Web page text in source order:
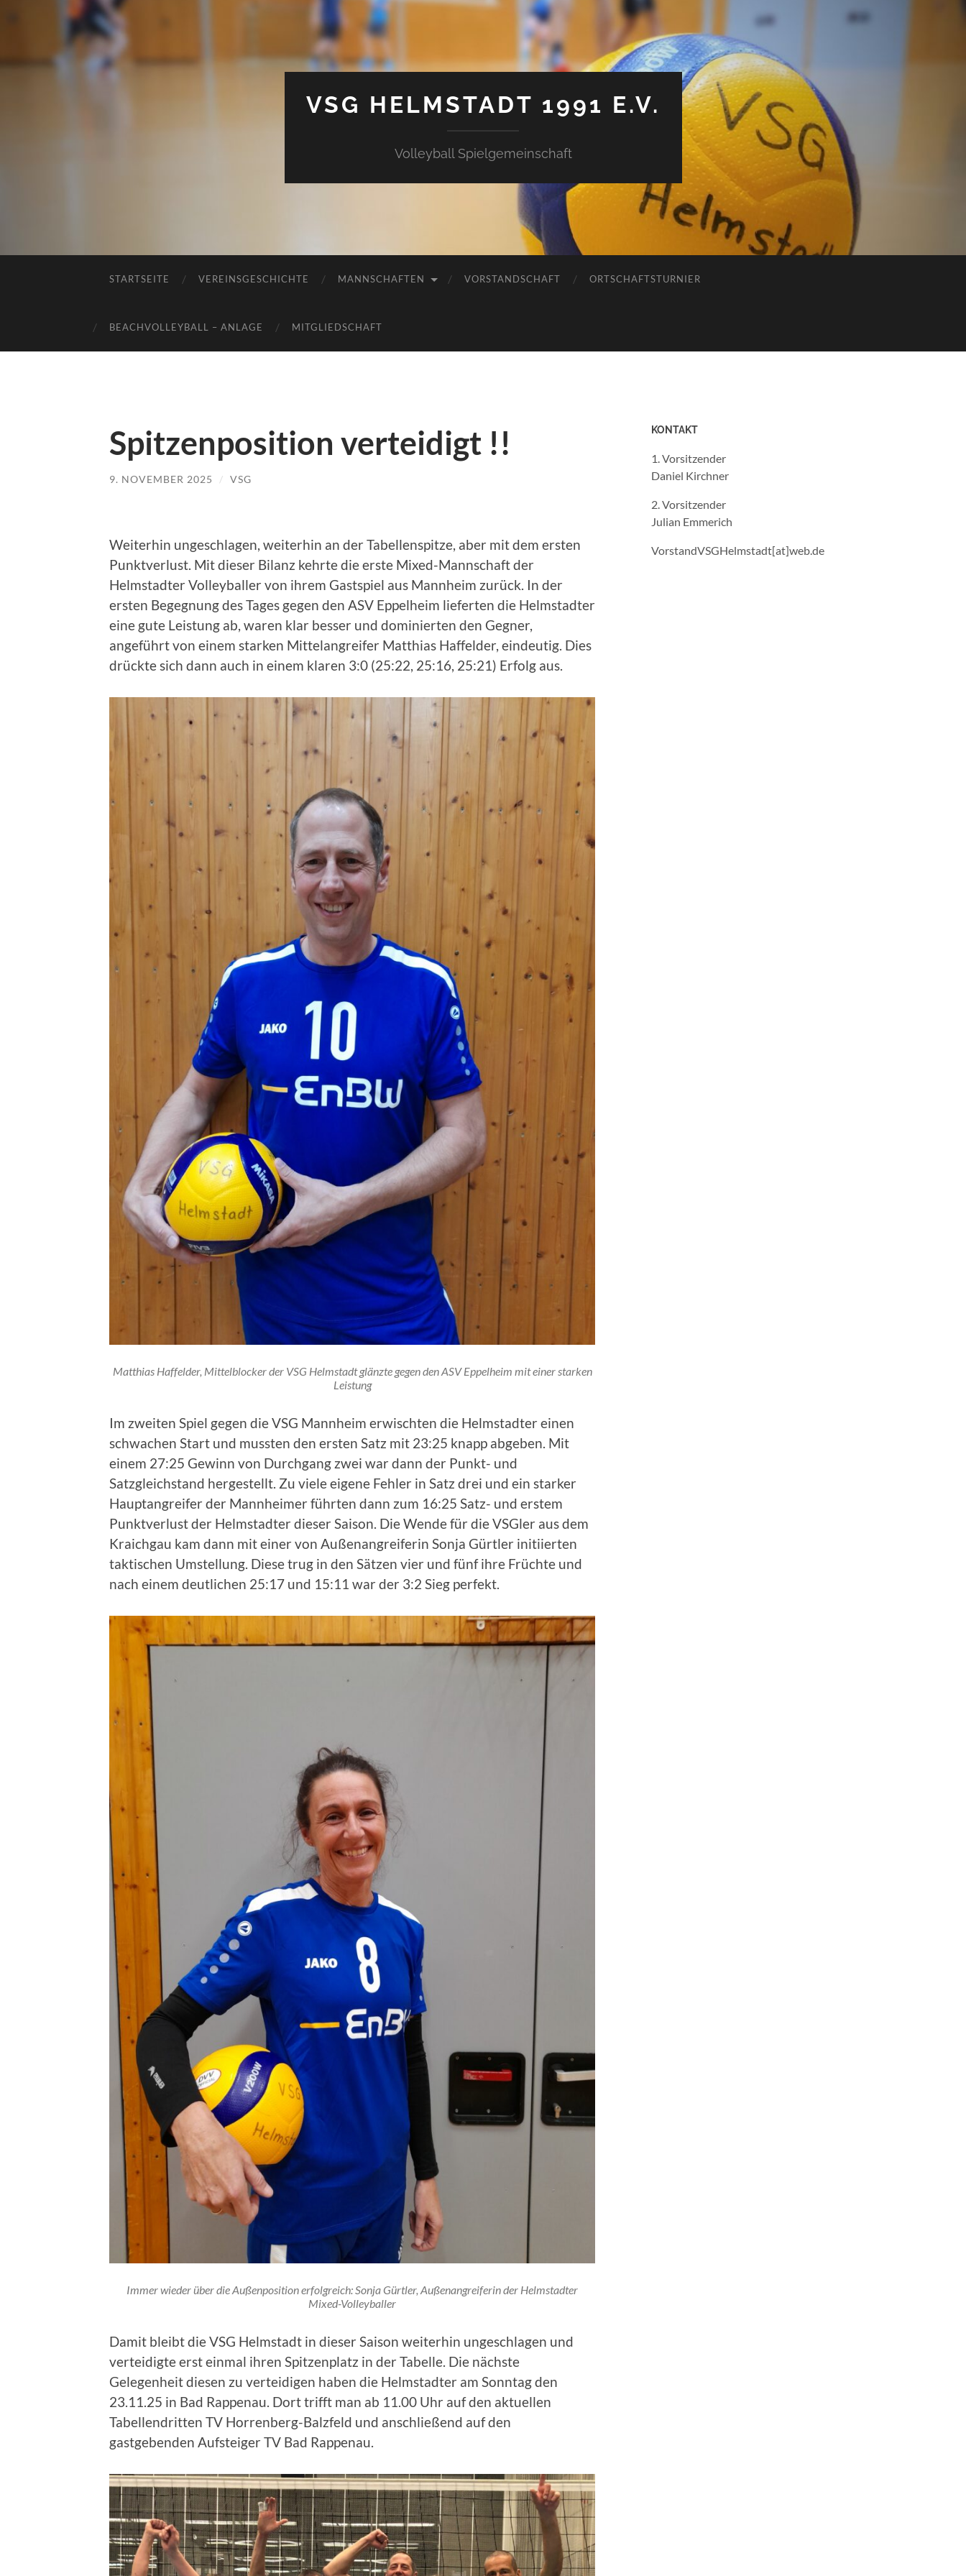
VSG HELMSTADT 1991 E.V.
Volleyball Spielgemeinschaft
STARTSEITE VEREINSGESCHICHTE MANNSCHAFTEN VORSTANDSCHAFT ORTSCHAFTSTURNIER
BEACHVOLLEYBALL – ANLAGE MITGLIEDSCHAFT
Spitzenposition verteidigt !!
9. NOVEMBER 2025 / VSG
Weiterhin ungeschlagen, weiterhin an der Tabellenspitze, aber mit dem ersten
Punktverlust. Mit dieser Bilanz kehrte die erste Mixed-Mannschaft der
Helmstadter Volleyballer von ihrem Gastspiel aus Mannheim zurück. In der
ersten Begegnung des Tages gegen den ASV Eppelheim lieferten die Helmstadter
eine gute Leistung ab, waren klar besser und dominierten den Gegner,
angeführt von einem starken Mittelangreifer Matthias Haffelder, eindeutig. Dies
drückte sich dann auch in einem klaren 3:0 (25:22, 25:16, 25:21) Erfolg aus.
Matthias Haffelder, Mittelblocker der VSG Helmstadt glänzte gegen den ASV Eppelheim mit einer starken
Leistung
Im zweiten Spiel gegen die VSG Mannheim erwischten die Helmstadter einen
schwachen Start und mussten den ersten Satz mit 23:25 knapp abgeben. Mit
einem 27:25 Gewinn von Durchgang zwei war dann der Punkt- und
Satzgleichstand hergestellt. Zu viele eigene Fehler in Satz drei und ein starker
Hauptangreifer der Mannheimer führten dann zum 16:25 Satz- und erstem
Punktverlust der Helmstadter dieser Saison. Die Wende für die VSGler aus dem
Kraichgau kam dann mit einer von Außenangreiferin Sonja Gürtler initiierten
taktischen Umstellung. Diese trug in den Sätzen vier und fünf ihre Früchte und
nach einem deutlichen 25:17 und 15:11 war der 3:2 Sieg perfekt.
Immer wieder über die Außenposition erfolgreich: Sonja Gürtler, Außenangreiferin der Helmstadter
Mixed-Volleyballer
Damit bleibt die VSG Helmstadt in dieser Saison weiterhin ungeschlagen und
verteidigte erst einmal ihren Spitzenplatz in der Tabelle. Die nächste
Gelegenheit diesen zu verteidigen haben die Helmstadter am Sonntag den
23.11.25 in Bad Rappenau. Dort trifft man ab 11.00 Uhr auf den aktuellen
Tabellendritten TV Horrenberg-Balzfeld und anschließend auf den
gastgebenden Aufsteiger TV Bad Rappenau.
KONTAKT
1. Vorsitzender
Daniel Kirchner
2. Vorsitzender
Julian Emmerich
VorstandVSGHelmstadt[at]web.de